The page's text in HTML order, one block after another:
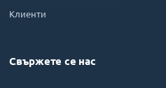
Клиенти
Свържете се нас